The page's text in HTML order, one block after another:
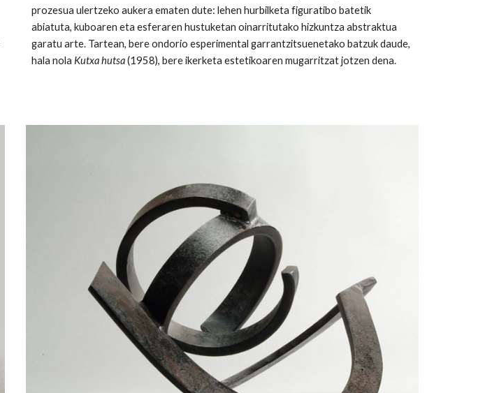
prozesua ulertzeko aukera ematen dute: lehen hurbilketa figuratibo batetik
abiatuta, kuboaren eta esferaren hustuketan oinarritutako hizkuntza abstraktua
garatu arte. Tartean, bere ondorio esperimental garrantzitsuenetako batzuk daude,
hala nola Kutxa hutsa(1958), bere ikerketa estetikoaren mugarritzat jotzen dena.